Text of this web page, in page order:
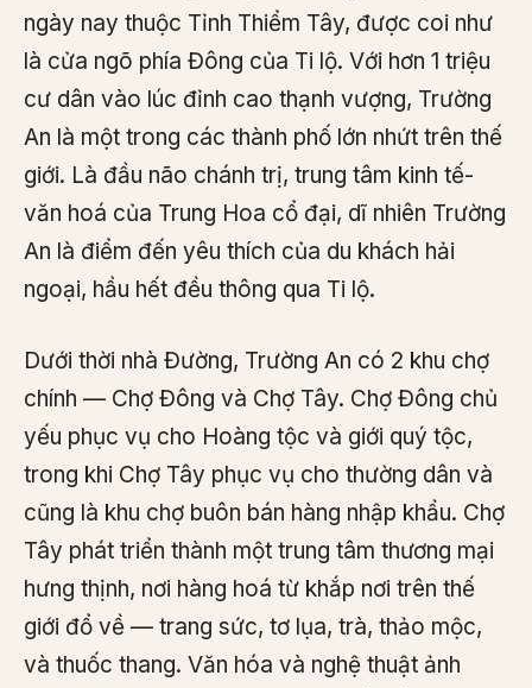
ngày nay thuộc Tỉnh Thiểm Tây, được coi như
là cửa ngõ phía Đông của Ti lộ. Với hơn 1 triệu
cư dân vào lúc đỉnh cao thạnh vượng, Trường
An là một trong các thành phố lớn nhứt trên thế
giới. Là đầu não chánh trị, trung tâm kinh tế-
văn hoá của Trung Hoa cổ đại, dĩ nhiên Trường
An là điểm đến yêu thích của du khách hải
ngoại, hầu hết đều thông qua Ti lộ.
Dưới thời nhà Đường, Trường An có 2 khu chợ
chính — Chợ Đông và Chợ Tây. Chợ Đông chủ
yếu phục vụ cho Hoàng tộc và giới quý tộc,
trong khi Chợ Tây phục vụ cho thường dân và
cũng là khu chợ buôn bán hàng nhập khẩu. Chợ
Tây phát triển thành một trung tâm thương mại
hưng thịnh, nơi hàng hoá từ khắp nơi trên thế
giới đổ về — trang sức, tơ lụa, trà, thảo mộc,
và thuốc thang. Văn hóa và nghệ thuật ảnh